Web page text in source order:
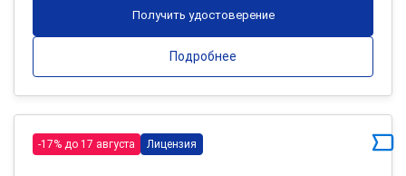
Получить удостоверение
Подробнее
-17% до 17 августа Лицензия